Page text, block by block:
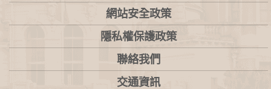
網站安全政策
隱私權保護政策
聯絡我們
交通資訊